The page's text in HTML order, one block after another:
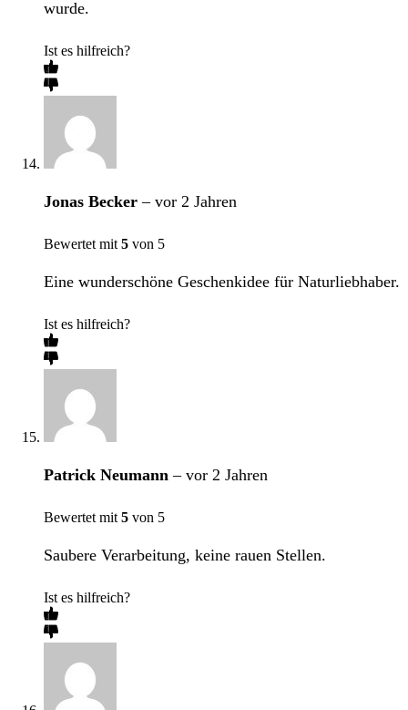
wurde.
Ist es hilfreich?
Jonas Becker– vor 2 Jahren
Bewertet mit 5 von 5
Eine wunderschöne Geschenkidee für Naturliebhaber.
Ist es hilfreich?
Patrick Neumann– vor 2 Jahren
Bewertet mit 5 von 5
Saubere Verarbeitung, keine rauen Stellen.
Ist es hilfreich?